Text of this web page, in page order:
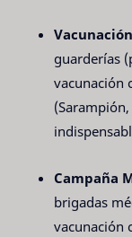
guarderías
vacunación
Campaña
brigadas
vacunación